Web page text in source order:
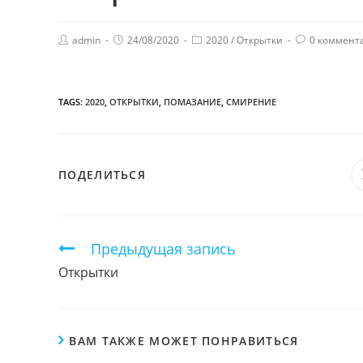
admin 24/08/2020 2020/Открытки 0
TAGS: 2020 ОТКРЫТКИ ПОМАЗАНИЕ СМИРЕНИЕ
ПОДЕЛИТЬСЯ
Продолжить
чтение
Предыдущая запись
Открытки
ВАМ ТАКЖЕ МОЖЕТ ПОНРАВИТЬСЯ